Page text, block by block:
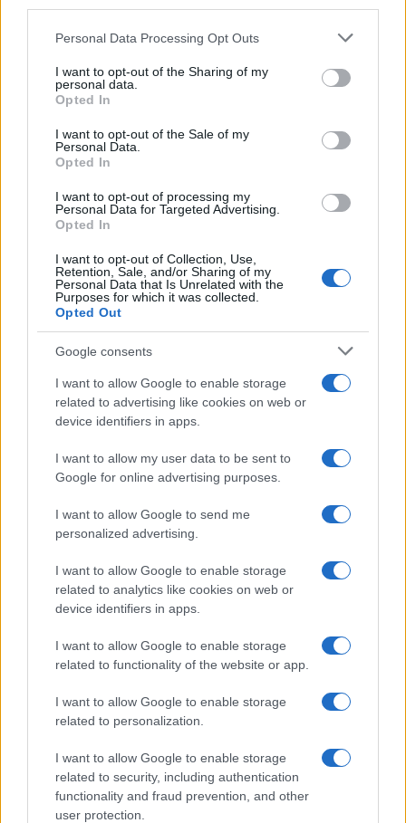
Please note that this website/app uses one or more Google
not limited to your visit or usage behaviour. You may click to
grant or deny consent to Google and its third-party tags to
use your data for below specified purposes in below Google
consent section.
Personal Data Processing Opt Outs
I want to opt-out of the Sharing of my
personal data.
Opted In
I want to opt-out of the Sale of my
Personal Data.
Opted In
I want to opt-out of processing my
Personal Data for Targeted Advertising.
Opted In
I want to opt-out of Collection, Use,
Retention, Sale, and/or Sharing of my
Personal Data that Is Unrelated with the
Purposes for which it was collected.
Opted Out
Google consents
I want to allow Google to enable storage
related to advertising like cookies on web or
device identifiers in apps.
I want to allow my user data to be sent to
Google for online advertising purposes.
I want to allow Google to send me
personalized advertising.
I want to allow Google to enable storage
related to analytics like cookies on web or
device identifiers in apps.
I want to allow Google to enable storage
related to functionality of the website or app.
I want to allow Google to enable storage
related to personalization.
I want to allow Google to enable storage
related to security, including authentication
functionality and fraud prevention, and other
user protection.
griot kultúrába vezetnek el. Balkán rezesek élén mutatja be
produkcióját Ekrem Mamutovic szerb trombitás, zenél
továbbá a hipszter folkot képviselő szlovén Sirom és
mixelő berlini Dj Ipek is. Ezen a napon lesz a
Parasztok
Atmoszférában
generáció népzenészei (Buda Folk Band, Erdőfű), indie-
elektronikus zenészek (például Gustave Tiger) és
népzene párhuzamosságára épül.
A zárónapon, október 7-én Roma Ritmo
címmel rendeznek
estet az elmúlt három évtized nagy hazai vokális
cigányzenei hangjainak közreműködésével. Weyer Balázs
elmondta: a mintegy harminc fellépőt felvonultató program
az oláh cigányzene kincseit mutatja be az ének, a tánc és az
ütőhangszerek köré építve, az Ando Drom, a Romengo, a
Kanizsa Csillagai, a Khamoro, a Ternipe, a Romano Drom,
ózdi tehetségekből verbuválódott Várkonyi Csibészek
vezetik fel.
Mint elhangzott, a Ritmo ideje alatt szakmai események is
zajlanak. A Budapest Ritmo Konferencián a világzenei színtér
számos fontos szereplője (fesztiválszervezők, kiadók,
újságírók) az EU zenére vonatkozó új kezdeményezéseit
vitatják meg Navracsics Tiborral, az Európai Bizottság